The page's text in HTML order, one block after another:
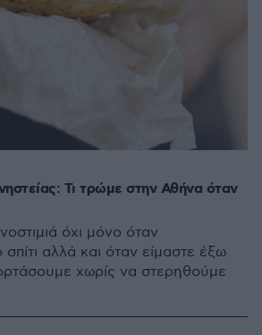
Τι τρώμε στην Αθήνα όταν
όχι μόνο όταν
αλλά και όταν είμαστε έξω
χωρίς να στερηθούμε